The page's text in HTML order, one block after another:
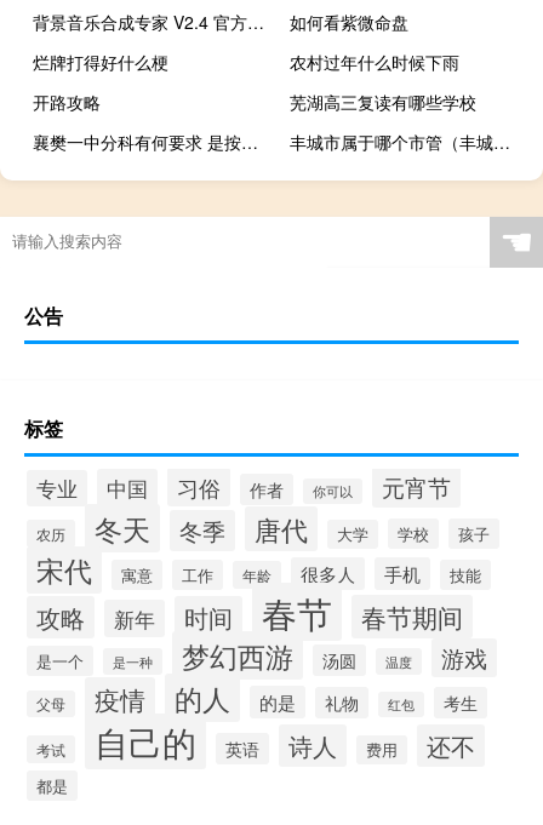
背景音乐合成专家 V2.4 官方免费版（背景音乐合成专家 V2.4 官方免费版功能简介）
如何看紫微命盘
烂牌打得好什么梗
农村过年什么时候下雨
开路攻略
芜湖高三复读有哪些学校
襄樊一中分科有何要求 是按自己要求选科吗（襄樊一中分科有何要求 是按自己要求选科吗）
丰城市属于哪个市管（丰城市属于哪个市）
☚
公告
标签
专业 中国 习俗 作者 你可以 元宵节
农历 冬天 冬季 唐代 大学 学校 孩子
宋代 寓意 工作 年龄 很多人 手机 技能
攻略 新年 时间 春节 春节期间
是一个 是一种 梦幻西游 汤圆 温度 游戏
父母 疫情 的人 的是 礼物 红包 考生
考试 自己的 英语 诗人 费用 还不
都是